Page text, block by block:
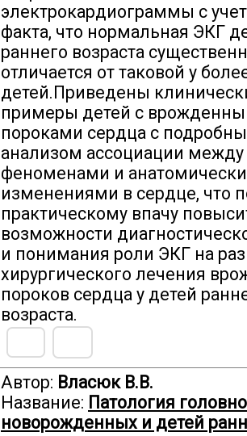
электрокардиограммы с
факта, что нормальная ЭКГ
раннего возраста
отличается от таковой у
детей.Приведены
примеры детей с
пороками сердца с
анализом ассоциации
феноменами и
изменениями в сердце, что
практическому впачу
возможности
и понимания роли ЭКГ на
хирургического лечения
пороков сердца у детей
возраста.
Автор: Власюк В.В.
Название: Патология
новорожденных и детей